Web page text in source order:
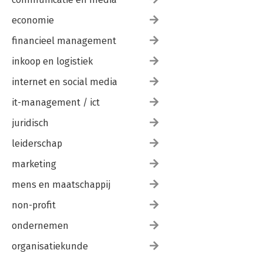
economie
financieel management
inkoop en logistiek
internet en social media
it-management / ict
juridisch
leiderschap
marketing
mens en maatschappij
non-profit
ondernemen
organisatiekunde